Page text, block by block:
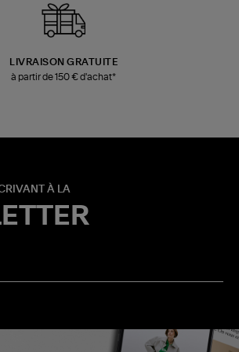
LIVRAISON GRATUITE
à partir de 150 € d'achat*
À LA